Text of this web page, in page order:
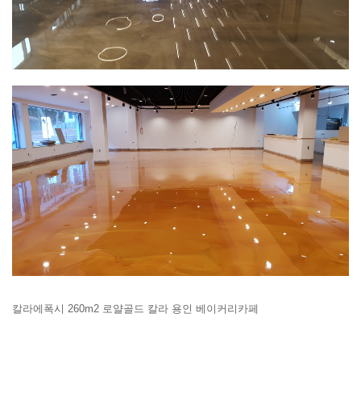
칼라에폭시 260m2 로얄골드 칼라 용인 베이커리카페